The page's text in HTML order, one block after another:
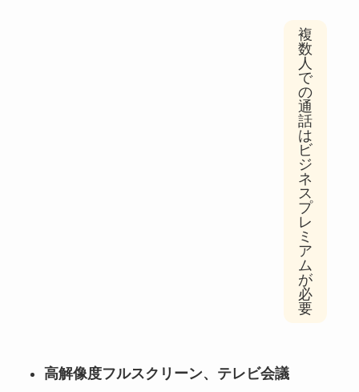
複
数
人
で
の
通
話
は
ビ
ジ
ネ
ス
プ
レ
ミ
ア
ム
が
必
要
高解像度フルスクリーン、テレビ会議